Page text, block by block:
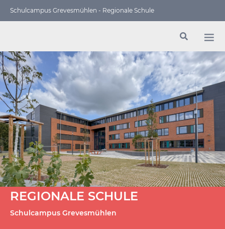
Schulcampus Grevesmühlen - Regionale Schule
REGIONALE SCHULE
Schulcampus Grevesmühlen